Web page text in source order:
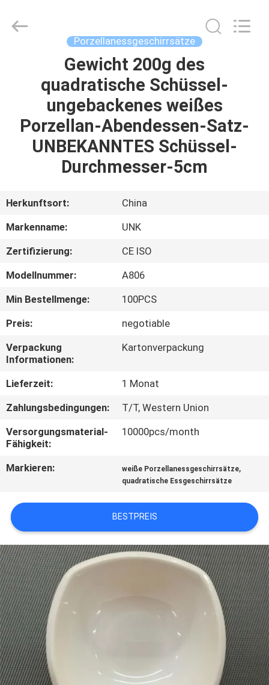
PRODUKTE
VIDEOS
UNS
AUSFLUG
QUALITÄTSKONTROLLE
SIE
MIT
IN
VERBINDUNG
NACHRICHTEN
FÄLLE
VR
SITEMAP
PRIVACY
POLICY
equipments
limited.
Porzellanessgeschirrsätze
Gewicht 200g des
quadratische Schüssel-
ungebackenes weißes
Porzellan-Abendessen-Satz-
UNBEKANNTES Schüssel-
Durchmesser-5cm
Herkunftsort:
China
Markenname:
UNK
Zertifizierung:
CE ISO
Modellnummer:
A806
Min Bestellmenge:
100PCS
Preis:
negotiable
Verpackung
Informationen:
Kartonverpackung
Lieferzeit:
1 Monat
Zahlungsbedingungen:
T/T, Western Union
Versorgungsmaterial-
Fähigkeit:
10000pcs/month
Markieren: weiße Porzellanessgeschirrsätze,
quadratische Essgeschirrsätze
BESTPREIS